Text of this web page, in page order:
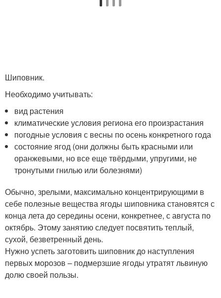
Шиповник.
Необходимо учитывать:
вид растения
климатические условия региона его произрастания
погодные условия с весны по осень конкретного года
состояние ягод (они должны быть красными или
оранжевыми, но все еще твёрдыми, упругими, не
тронутыми гнилью или болезнями)
Обычно, зрелыми, максимально концентрирующими в
себе полезные вещества ягоды шиповника становятся с
конца лета до середины осени, конкретнее, с августа по
октябрь. Этому занятию следует посвятить теплый,
сухой, безветренный день.
Нужно успеть заготовить шиповник до наступления
первых морозов – подмерзшие ягоды утратят львиную
долю своей пользы.